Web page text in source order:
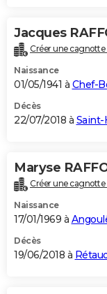
Jacques
Créer une cagnotte
Naissance
01/05/1941 à Chef-
Décès
22/07/2018 à Saint-
Maryse
Créer une cagnotte
Naissance
17/01/1969 à
Décès
19/06/2018 à